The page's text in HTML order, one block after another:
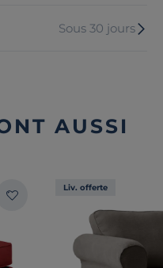
Sous 30 jours
AUSSI
Liv. offerte